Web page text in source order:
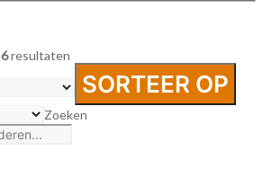
6resultaten
SORTEER OP
Zoeken